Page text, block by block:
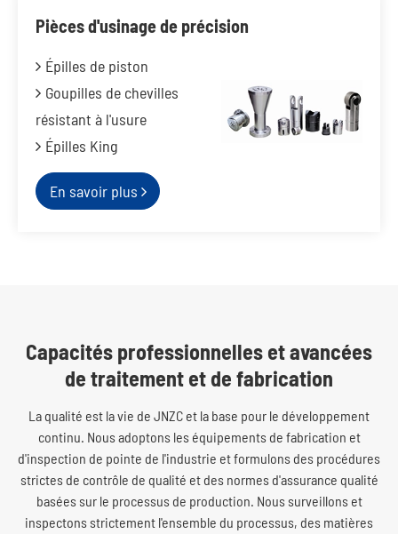
Pièces d'usinage de précision
Épilles de piston
Goupilles de chevilles
résistant à l'usure
Épilles King
En savoir plus
Capacités professionnelles et avancées
de traitement et de fabrication
La qualité est la vie de JNZC et la base pour le développement
continu. Nous adoptons les équipements de fabrication et
d'inspection de pointe de l'industrie et formulons des procédures
strictes de contrôle de qualité et des normes d'assurance qualité
basées sur le processus de production. Nous surveillons et
inspectons strictement l'ensemble du processus, des matières